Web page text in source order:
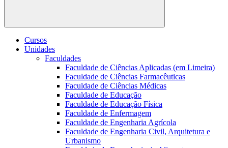
Buscar
Cursos
Unidades
Faculdades
Faculdade de Ciências Aplicadas (em Limeira)
Faculdade de Ciências Farmacêuticas
Faculdade de Ciências Médicas
Faculdade de Educação
Faculdade de Educação Física
Faculdade de Enfermagem
Faculdade de Engenharia Agrícola
Faculdade de Engenharia Civil, Arquitetura e
Urbanismo